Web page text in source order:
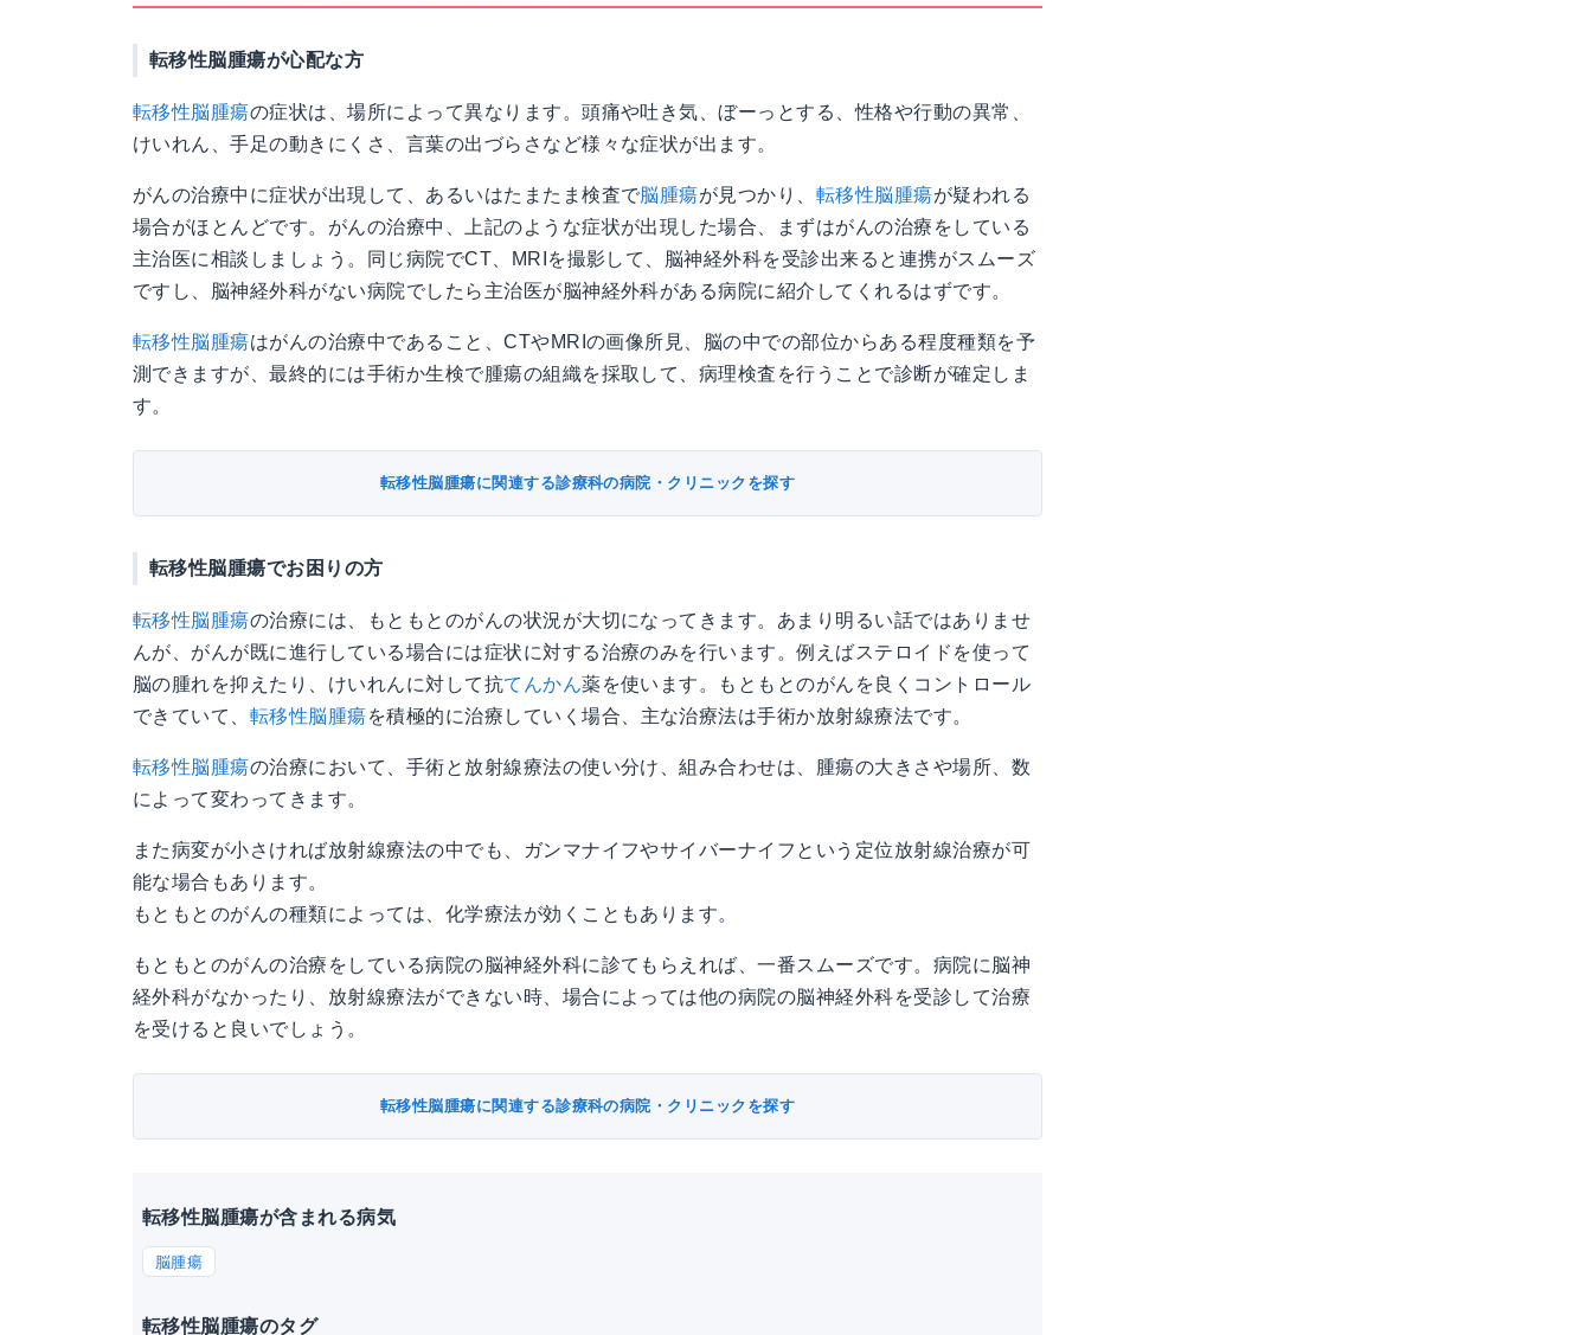
転移性脳腫瘍が心配な方
転移性脳腫瘍の症状は、場所によって異なります。頭痛や吐き気、ぼーっとする、性格や行動の異常、
けいれん、手足の動きにくさ、言葉の出づらさなど様々な症状が出ます。
がんの治療中に症状が出現して、あるいはたまたま検査で脳腫瘍が見つかり、 転移性脳腫瘍が疑われる
場合がほとんどです。がんの治療中、上記のような症状が出現した場合、まずはがんの治療をしている
主治医に相談しましょう。同じ病院でCT、MRIを撮影して、脳神経外科を受診出来ると連携がスムーズ
ですし、脳神経外科がない病院でしたら主治医が脳神経外科がある病院に紹介してくれるはずです。
転移性脳腫瘍はがんの治療中であること、CTやMRIの画像所見、脳の中での部位からある程度種類を予
測できますが、最終的には手術か生検で腫瘍の組織を採取して、病理検査を行うことで診断が確定しま
す。
転移性脳腫瘍に関連する診療科の病院・クリニックを探す
転移性脳腫瘍でお困りの方
転移性脳腫瘍の治療には、もともとのがんの状況が大切になってきます。あまり明るい話ではありませ
んが、がんが既に進行している場合には症状に対する治療のみを行います。例えばステロイドを使って
脳の腫れを抑えたり、けいれんに対して抗てんかん薬を使います。もともとのがんを良くコントロール
できていて、 転移性脳腫瘍を積極的に治療していく場合、主な治療法は手術か放射線療法です。
転移性脳腫瘍の治療において、手術と放射線療法の使い分け、組み合わせは、腫瘍の大きさや場所、数
によって変わってきます。
また病変が小さければ放射線療法の中でも、ガンマナイフやサイバーナイフという定位放射線治療が可
能な場合もあります。
もともとのがんの種類によっては、化学療法が効くこともあります。
もともとのがんの治療をしている病院の脳神経外科に診てもらえれば、一番スムーズです。病院に脳神
経外科がなかったり、放射線療法ができない時、場合によっては他の病院の脳神経外科を受診して治療
を受けると良いでしょう。
転移性脳腫瘍に関連する診療科の病院・クリニックを探す
転移性脳腫瘍が含まれる病気
脳腫瘍
転移性脳腫瘍のタグ